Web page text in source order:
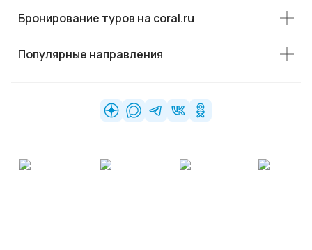
Бронирование туров на coral.ru
Популярные направления